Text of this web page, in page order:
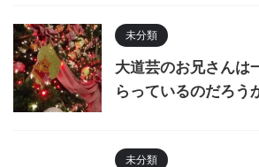
未分類
大道芸のお兄さんは
らっているのだろう
未分類